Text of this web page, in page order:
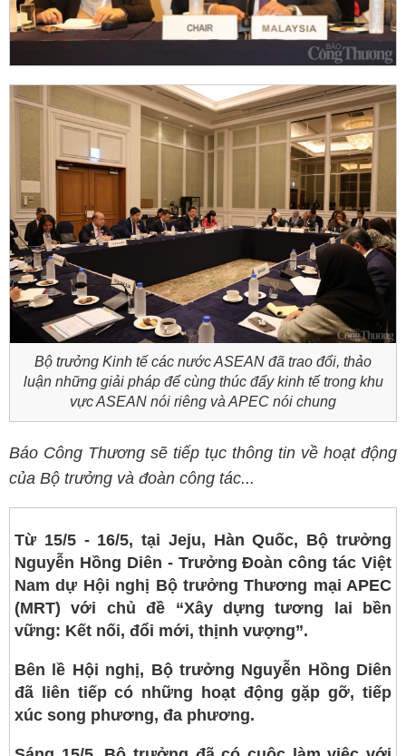
Bộ trưởng Kinh tế các nước ASEAN đã trao đổi, thảo
luận những giải pháp để cùng thúc đẩy kinh tế trong khu
vực ASEAN nói riêng và APEC nói chung
Báo Công Thương sẽ tiếp tục thông tin về hoạt động
của Bộ trưởng và đoàn công tác...
Từ 15/5 - 16/5, tại Jeju, Hàn Quốc, Bộ trưởng
Nguyễn Hồng Diên - Trưởng Đoàn công tác Việt
Nam dự Hội nghị Bộ trưởng Thương mại APEC
(MRT) với chủ đề “Xây dựng tương lai bền
vững: Kết nối, đổi mới, thịnh vượng”.
Bên lề Hội nghị, Bộ trưởng Nguyễn Hồng Diên
đã liên tiếp có những hoạt động gặp gỡ, tiếp
xúc song phương, đa phương.